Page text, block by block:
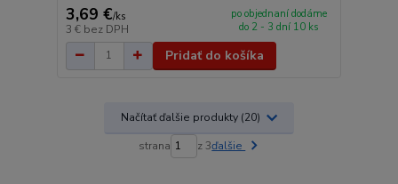
3,69 €/ks
3 € bez DPH
po objednaní dodáme
do 2 - 3 dní 10 ks
Pridať do košíka
Načítať ďalšie produkty (20)
strana z 3ďalšie